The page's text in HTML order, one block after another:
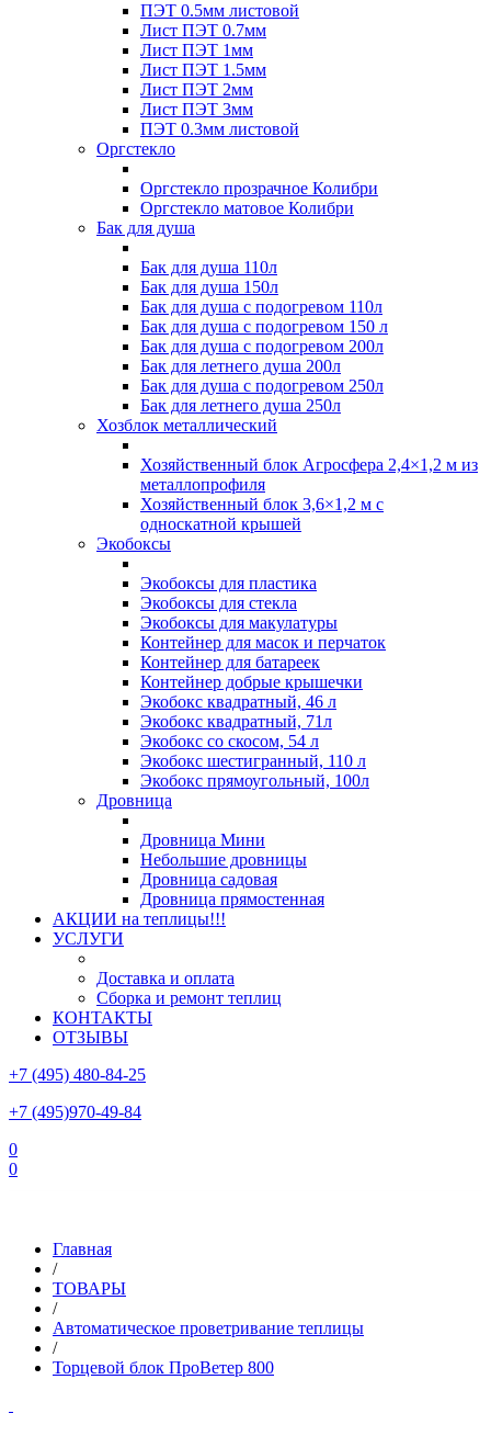
ПЭТ 0.5мм листовой
Лист ПЭТ 0.7мм
Лист ПЭТ 1мм
Лист ПЭТ 1.5мм
Лист ПЭТ 2мм
Лист ПЭТ 3мм
ПЭТ 0.3мм листовой
Оргстекло
Оргстекло прозрачное Колибри
Оргстекло матовое Колибри
Бак для душа
Бак для душа 110л
Бак для душа 150л
Бак для душа с подогревом 110л
Бак для душа с подогревом 150 л
Бак для душа с подогревом 200л
Бак для летнего душа 200л
Бак для душа с подогревом 250л
Бак для летнего душа 250л
Хозблок металлический
Хозяйственный блок Агросфера 2,4×1,2 м из
металлопрофиля
Хозяйственный блок 3,6×1,2 м с
односкатной крышей
Экобоксы
Экобоксы для пластика
Экобоксы для стекла
Экобоксы для макулатуры
Контейнер для масок и перчаток
Контейнер для батареек
Контейнер добрые крышечки
Экобокс квадратный, 46 л
Экобокс квадратный, 71л
Экобокс со скосом, 54 л
Экобокс шестигранный, 110 л
Экобокс прямоугольный, 100л
Дровница
Дровница Мини
Небольшие дровницы
Дровница садовая
Дровница прямостенная
АКЦИИ на теплицы!!!
УСЛУГИ
Доставка и оплата
Сборка и ремонт теплиц
КОНТАКТЫ
ОТЗЫВЫ
+7 (495) 480-84-25
+7 (495)970-49-84
0
0
Главная
/
ТОВАРЫ
/
Автоматическое проветривание теплицы
/
Торцевой блок ПроВетер 800